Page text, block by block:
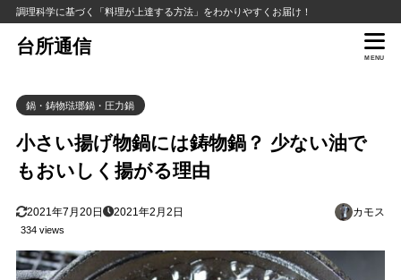
調理科学に基づく「料理が上達する方法」をわかりやすくお届け！
台所通信
MENU
鍋・鋳物琺瑯鍋・圧力鍋
小さい揚げ物鍋には鋳物鍋？ 少ない油で
もおいしく揚がる理由
2021年7月20日 2021年2月2日 カモス
334 views